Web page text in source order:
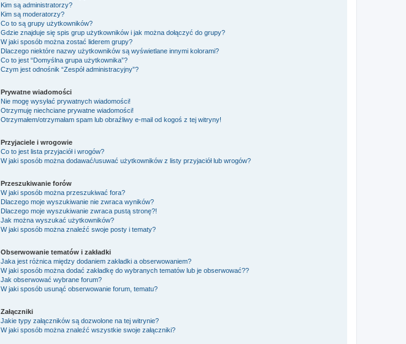
Kim są administratorzy?
Kim są moderatorzy?
Co to są grupy użytkowników?
Gdzie znajduje się spis grup użytkowników i jak można dołączyć do grupy?
W jaki sposób można zostać liderem grupy?
Dlaczego niektóre nazwy użytkowników są wyświetlane innymi kolorami?
Co to jest “Domyślna grupa użytkownika”?
Czym jest odnośnik “Zespół administracyjny”?
Prywatne wiadomości
Nie mogę wysyłać prywatnych wiadomości!
Otrzymuję niechciane prywatne wiadomości!
Otrzymałem/otrzymałam spam lub obraźliwy e-mail od kogoś z tej witryny!
Przyjaciele i wrogowie
Co to jest lista przyjaciół i wrogów?
W jaki sposób można dodawać/usuwać użytkowników z listy przyjaciół lub wrogów?
Przeszukiwanie forów
W jaki sposób można przeszukiwać fora?
Dlaczego moje wyszukiwanie nie zwraca wyników?
Dlaczego moje wyszukiwanie zwraca pustą stronę?!
Jak można wyszukać użytkowników?
W jaki sposób można znaleźć swoje posty i tematy?
Obserwowanie tematów i zakładki
Jaka jest różnica między dodaniem zakładki a obserwowaniem?
W jaki sposób można dodać zakładkę do wybranych tematów lub je obserwować??
Jak obserwować wybrane forum?
W jaki sposób usunąć obserwowanie forum, tematu?
Załączniki
Jakie typy załączników są dozwolone na tej witrynie?
W jaki sposób można znaleźć wszystkie swoje załączniki?